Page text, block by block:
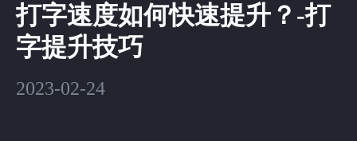
打字速度如何快速提升？-打
字提升技巧
2023-02-24